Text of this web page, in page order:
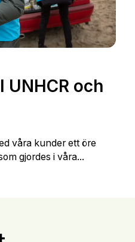
UNHCR och
våra kunder ett öre
gjordes i våra...